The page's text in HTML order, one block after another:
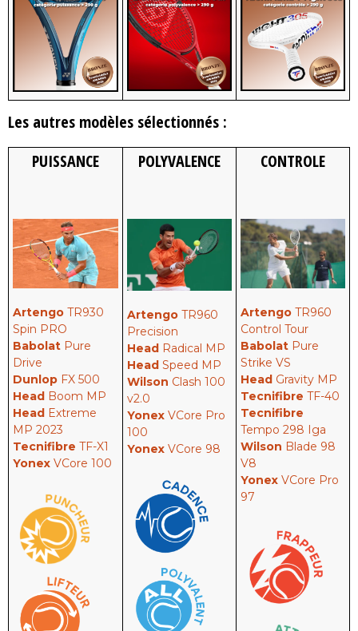
Les autres modèles sélectionnés :
PUISSANCE
Artengo TR930
Spin PRO
Babolat Pure
Drive
Dunlop FX 500
Head Boom MP
Head Extreme
MP 2023
Tecnifibre TF-X1
Yonex VCore 100
POLYVALENCE
Artengo TR960
Precision
Head Radical MP
Head Speed MP
Wilson Clash 100
v2.0
Yonex VCore Pro
100
Yonex VCore 98
CONTROLE
Artengo TR960
Control Tour
Babolat Pure
Strike VS
Head Gravity MP
Tecnifibre TF-40
Tecnifibre
Tempo 298 Iga
Wilson Blade 98
V8
Yonex VCore Pro
97